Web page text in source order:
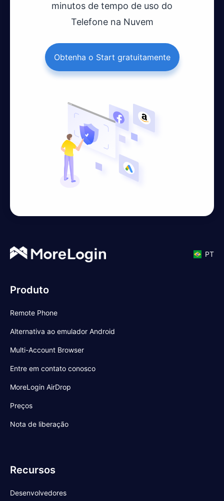
minutos de tempo de uso do
Telefone na Nuvem
Obtenha o Start gratuitamente
PT
Produto
Remote Phone
Alternativa ao emulador Android
Multi-Account Browser
Entre em contato conosco
MoreLogin AirDrop
Preços
Nota de liberação
Recursos
Desenvolvedores